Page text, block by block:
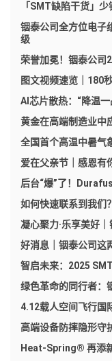
「SMT缺陷干货」
铟泰公司全方位电子
级
荣誉加冕！铟泰公司
图文视频速览｜180
AI芯片散热：“降温一
黄金在高端制造业
全国首个高温中暑气
爱在父亲节｜感恩有
后台“爆”了！
如何快速联系到我们
凝心聚力·乐享美好
好消息｜铟泰公司这
智启未来：2025
绿色革命的同行者：
4.12载人空间飞行国
高端设备防摔隐形
Heat-Spring® 再添